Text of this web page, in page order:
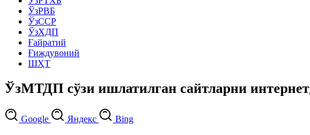
ЎзРВБ
ЎзССР
ЎзХДП
Ғайратий
Ғиждувоний
ШҲТ
ЎзМТДП сўзи ишлатилган сайтларни
Google Яндекс Bing